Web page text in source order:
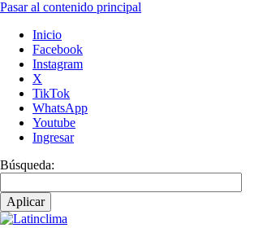
Pasar al contenido principal
Inicio
Facebook
Instagram
X
TikTok
WhatsApp
Youtube
Ingresar
Búsqueda: